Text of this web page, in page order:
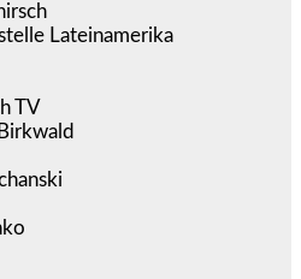
Lateinamerika
TV